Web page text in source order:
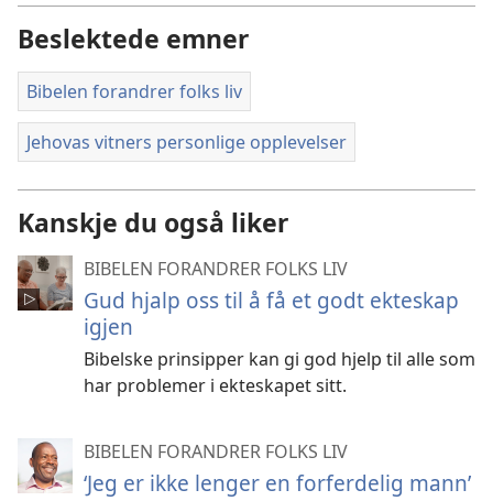
Beslektede emner
Bibelen forandrer folks liv
Jehovas vitners personlige opplevelser
Kanskje du også liker
BIBELEN FORANDRER FOLKS LIV
Gud hjalp oss til å få et godt ekteskap
igjen
Bibelske prinsipper kan gi god hjelp til alle som
har problemer i ekteskapet sitt.
BIBELEN FORANDRER FOLKS LIV
‘Jeg er ikke lenger en forferdelig mann’